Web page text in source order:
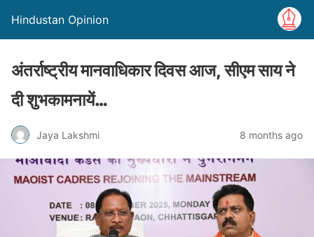
Hindustan Opinion
अंतर्राष्ट्रीय मानवाधिकार दिवस आज, सीएम साय ने
दी शुभकामनायें…
Jaya Lakshmi 8 months ago